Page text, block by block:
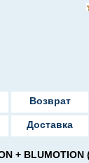
Возврат
Доставка
+ BLUMOTION